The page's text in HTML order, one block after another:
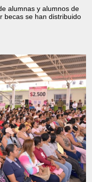
alumnas y alumnos de
becas se han distribuido